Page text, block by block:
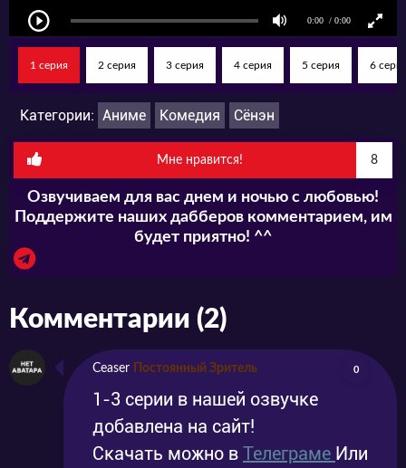
1 серия 2 серия 3 серия 4 серия 5 серия 6
Категории: Аниме Комедия Сёнэн
Мне нравится! 8
Озвучиваем для вас днем и ночью с любовью!
Поддержите наших дабберов комментарием, им
будет приятно! ^^
Комментарии (2)
Ceaser Постоянный Зритель 0
1-3 серии в нашей озвучке
добавлена на сайт!
Скачать можно в Телеграме Или